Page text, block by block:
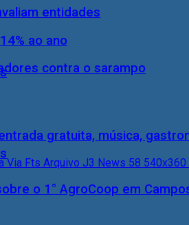
entidades
ao ano
contra o sarampo
gratuita, música,
o 1° AgroCoop em